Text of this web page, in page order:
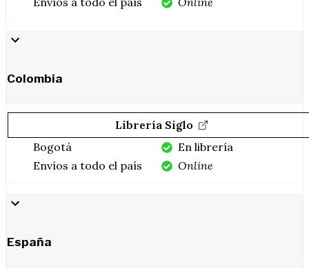
Colombia
Librería Siglo
Bogotá
Envíos a todo el país
En librería
Online
España